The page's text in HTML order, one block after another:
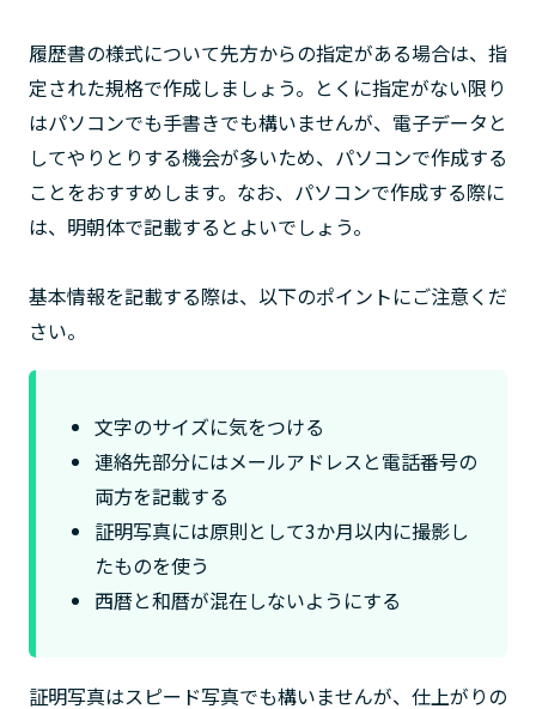
履歴書の様式について先方からの指定がある場合は、指
定された規格で作成しましょう。とくに指定がない限り
はパソコンでも手書きでも構いませんが、電子データと
してやりとりする機会が多いため、パソコンで作成する
ことをおすすめします。なお、パソコンで作成する際に
は、明朝体で記載するとよいでしょう。
基本情報を記載する際は、以下のポイントにご注意くだ
さい。
文字のサイズに気をつける
連絡先部分にはメールアドレスと電話番号の
両方を記載する
証明写真には原則として3か月以内に撮影し
たものを使う
西暦と和暦が混在しないようにする
証明写真はスピード写真でも構いませんが、仕上がりの